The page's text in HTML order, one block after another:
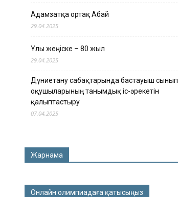
Адамзатқа ортақ Абай
29.04.2025
Ұлы жеңіске – 80 жыл
29.04.2025
Дүниетану сабақтарында бастауыш сынып
оқушыларының танымдық іс-әрекетін
қалыптастыру
07.04.2025
Жарнама
Онлайн олимпиадаға қатысыңыз